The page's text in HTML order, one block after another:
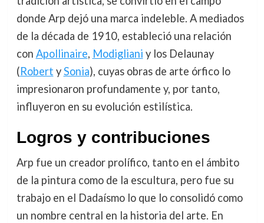
donde Arp dejó una marca indeleble. A mediados
de la década de 1910, estableció una relación
con Apollinaire, Modigliani y los Delaunay
(Robert ySonia), cuyas obras de arte órfico lo
impresionaron profundamente y, por tanto,
influyeron en su evolución estilística.
Logros y contribuciones
Arp fue un creador prolífico, tanto en el ámbito
de la pintura como de la escultura, pero fue su
trabajo en el Dadaísmo lo que lo consolidó como
un nombre central en la historia del arte. En